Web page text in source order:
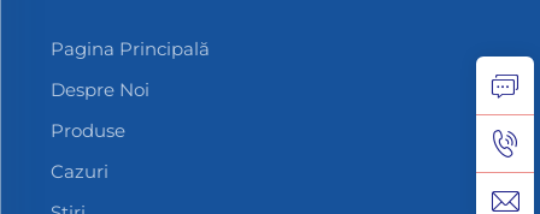
Pagina Principală
Despre Noi
Produse
Cazuri